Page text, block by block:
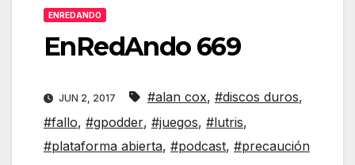
ENREDANDO
EnRedAndo 669
JUN 2, 2017 #alan cox, #discos duros,
#fallo, #gpodder, #juegos, #lutris,
#plataforma abierta, #podcast, #precaución